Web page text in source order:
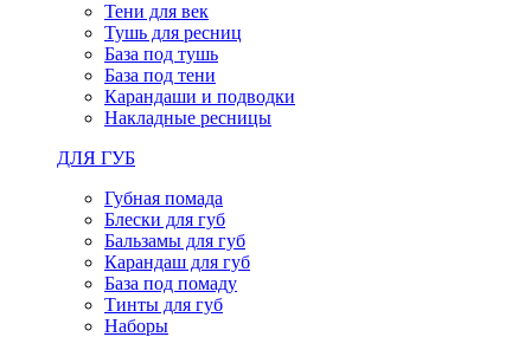
Тени для век
Тушь для ресниц
База под тушь
База под тени
Карандаши и подводки
Накладные ресницы
ДЛЯ ГУБ
Губная помада
Блески для губ
Бальзамы для губ
Карандаш для губ
База под помаду
Тинты для губ
Наборы